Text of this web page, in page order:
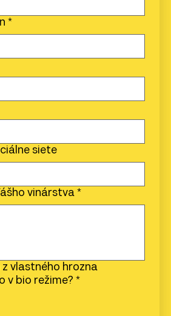
*
siete
vinárstva*
vlastného hrozna
v bio režime? *